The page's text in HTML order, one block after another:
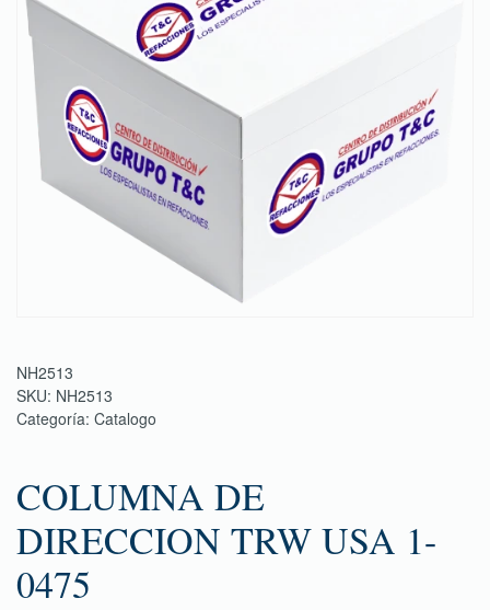
NH2513
SKU: NH2513
Categoría: Catalogo
COLUMNA DE
DIRECCION TRW USA 1-
0475